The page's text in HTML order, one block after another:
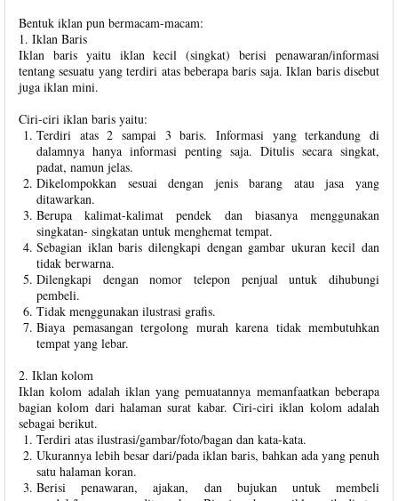
Bentuk iklan pun bermacam-macam:
1. Iklan Baris
Iklan baris yaitu iklan kecil (singkat) berisi penawaran/informasi
tentang sesuatu yang terdiri atas beberapa baris saja. Iklan baris disebut
juga iklan mini.
Ciri-ciri iklan baris yaitu:
Terdiri atas 2 sampai 3 baris. Informasi yang terkandung di
dalamnya hanya informasi penting saja. Ditulis secara singkat,
padat, namun jelas.
Dikelompokkan sesuai dengan jenis barang atau jasa yang
ditawarkan.
Berupa kalimat-kalimat pendek dan biasanya menggunakan
singkatan- singkatan untuk menghemat tempat.
Sebagian iklan baris dilengkapi dengan gambar ukuran kecil dan
tidak berwarna.
Dilengkapi dengan nomor telepon penjual untuk dihubungi
pembeli.
Tidak menggunakan ilustrasi grafis.
Biaya pemasangan tergolong murah karena tidak membutuhkan
tempat yang lebar.
2. Iklan kolom
Iklan kolom adalah iklan yang pemuatannya memanfaatkan beberapa
bagian kolom dari halaman surat kabar. Ciri-ciri iklan kolom adalah
sebagai berikut.
Terdiri atas ilustrasi/gambar/foto/bagan dan kata-kata.
Ukurannya lebih besar dari/pada iklan baris, bahkan ada yang penuh
satu halaman koran.
Berisi penawaran, ajakan, dan bujukan untuk membeli